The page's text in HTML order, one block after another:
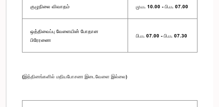
குழுநிலை விவாதம் மு.ப. 10.00 - பி.ப. 07.00
ஒத்திவைப்பு வேளையின் போதான
பிரேரணை
பி.ப. 07.00 - பி.ப. 07.30
(இத்தினங்களில் மதியபோசண இடைவேளை இல்லை)